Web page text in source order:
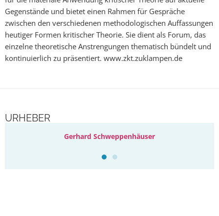
Gegenstände und bietet einen Rahmen für Gespräche
zwischen den verschiedenen methodologischen Auffassungen
heutiger Formen kritischer Theorie. Sie dient als Forum, das
einzelne theoretische Anstrengungen thematisch bündelt und
kontinuierlich zu präsentiert. www.zkt.zuklampen.de
URHEBER
Gerhard Schweppenhäuser